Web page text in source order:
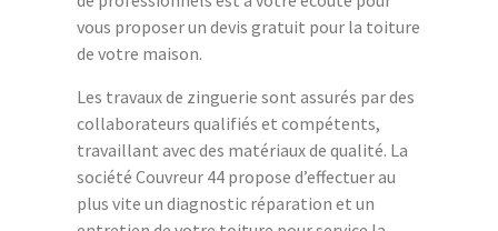
vous proposer un devis gratuit pour la toiture
de votre maison.
Les travaux de zinguerie sont assurés par des
collaborateurs qualifiés et compétents,
travaillant avec des matériaux de qualité. La
société Couvreur 44 propose d’effectuer au
plus vite un diagnostic réparation et un